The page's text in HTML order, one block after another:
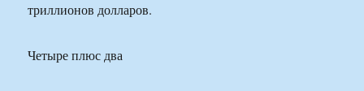
триллионов долларов.
Четыре плюс два